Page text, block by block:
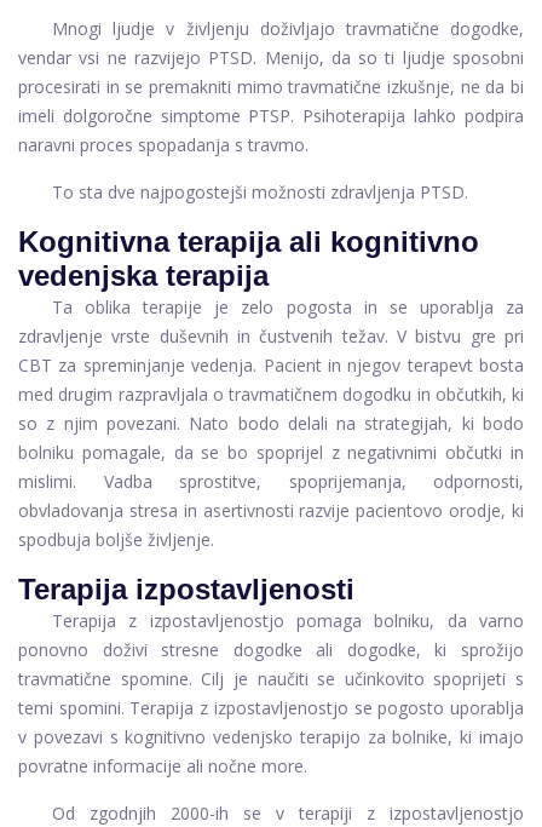
Mnogi ljudje v življenju doživljajo travmatične dogodke,
vendar vsi ne razvijejo PTSD. Menijo, da so ti ljudje sposobni
procesirati in se premakniti mimo travmatične izkušnje, ne da bi
imeli dolgoročne simptome PTSP. Psihoterapija lahko podpira
naravni proces spopadanja s travmo.
To sta dve najpogostejši možnosti zdravljenja PTSD.
Kognitivna terapija ali kognitivno
vedenjska terapija
Ta oblika terapije je zelo pogosta in se uporablja za
zdravljenje vrste duševnih in čustvenih težav. V bistvu gre pri
CBT za spreminjanje vedenja. Pacient in njegov terapevt bosta
med drugim razpravljala o travmatičnem dogodku in občutkih, ki
so z njim povezani. Nato bodo delali na strategijah, ki bodo
bolniku pomagale, da se bo spoprijel z negativnimi občutki in
mislimi. Vadba sprostitve, spoprijemanja, odpornosti,
obvladovanja stresa in asertivnosti razvije pacientovo orodje, ki
spodbuja boljše življenje.
Terapija izpostavljenosti
Terapija z izpostavljenostjo pomaga bolniku, da varno
ponovno doživi stresne dogodke ali dogodke, ki sprožijo
travmatične spomine. Cilj je naučiti se učinkovito spoprijeti s
temi spomini. Terapija z izpostavljenostjo se pogosto uporablja
v povezavi s kognitivno vedenjsko terapijo za bolnike, ki imajo
povratne informacije ali nočne more.
Od zgodnjih 2000-ih se v terapiji z izpostavljenostjo